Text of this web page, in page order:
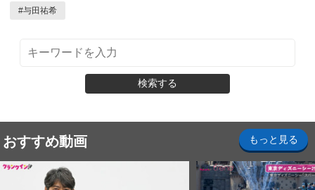
#与田祐希
検索する
おすすめ動画 もっと見る